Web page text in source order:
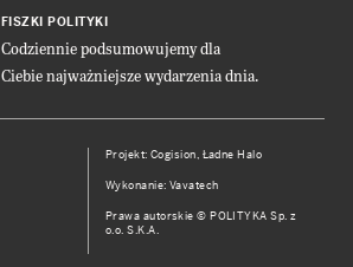
FISZKI POLITYKI
Codziennie podsumowujemy dla
Ciebie najważniejsze wydarzenia dnia.
Projekt:Cogision, Ładne Halo
Wykonanie: Vavatech
Prawa autorskie © POLITYKA Sp. z
o.o. S.K.A.